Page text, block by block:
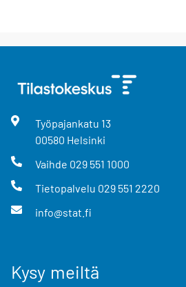
Työpajankatu 13
00580 Helsinki
Vaihde 029 551 1000
Tietopalvelu 029 551 2220
info@stat.fi
Kysy meiltä